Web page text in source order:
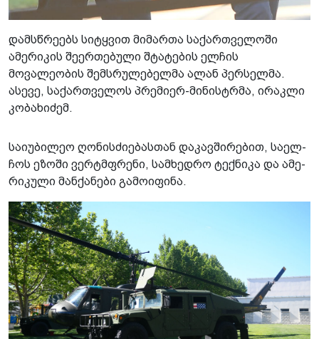
დამსწრეებს სიტყვით მიმართა საქართველოში
ამერიკის შეერთებული შტატების ელჩის
მოვალეობის შემსრულებელმა ალან პერსელმა.
ასევე, საქართველოს პრემიერ-მინისტრმა, ირაკლი
კობახიძემ.
სა­ი­უ­ბი­ლეო ღო­ნის­ძი­ე­ბას­თან და­კავ­ში­რე­ბით, სა­ელ­
ჩოს ეზო­ში ვერ­ტმფრე­ნი, სამ­ხედ­რო ტექ­ნი­კა და ამე­
რი­კუ­ლი მან­ქა­ნე­ბი გა­მო­ი­ფი­ნა.